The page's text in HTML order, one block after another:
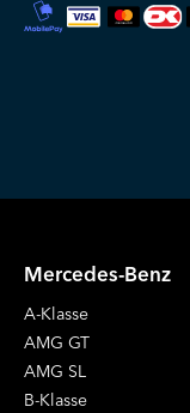
Mercedes-Benz
A-Klasse
AMG GT
AMG SL
B-Klasse